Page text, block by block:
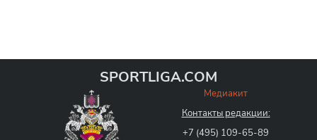
SPORTLIGA.COM
Медиакит
Контакты редакции:
+7 (495) 109-65-89